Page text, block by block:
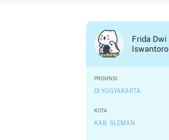
Frida Dwi
Iswantoro
PROVINSI
DI YOGYAKARTA
KOTA
KAB. SLEMAN